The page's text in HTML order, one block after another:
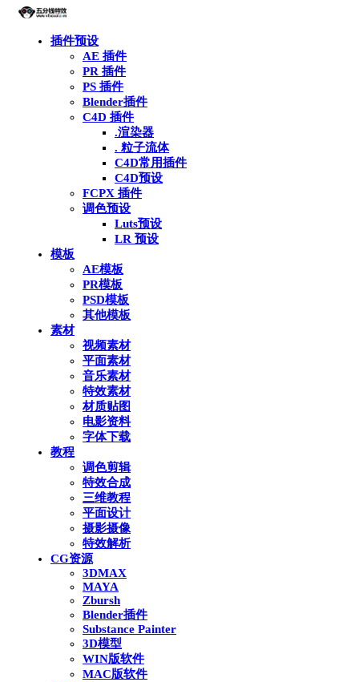
插件预设
AE 插件
PR 插件
PS 插件
Blender插件
C4D 插件
.渲染器
. 粒子流体
C4D常用插件
C4D预设
FCPX 插件
调色预设
Luts预设
LR 预设
模板
AE模板
PR模板
PSD模板
其他模板
素材
视频素材
平面素材
音乐素材
特效素材
材质贴图
电影资料
字体下载
教程
调色剪辑
特效合成
三维教程
平面设计
摄影摄像
特效解析
CG资源
3DMAX
MAYA
Zbursh
Blender插件
Substance Painter
3D模型
WIN版软件
MAC版软件